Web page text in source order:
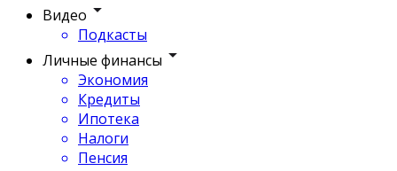
Видео
Подкасты
Личные финансы
Экономия
Кредиты
Ипотека
Налоги
Пенсия